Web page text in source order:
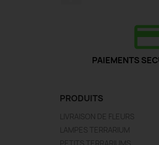
PAIEMENTS
PRODUITS
LIVRAISON DE FLEURS
LAMPES TERRARIUM